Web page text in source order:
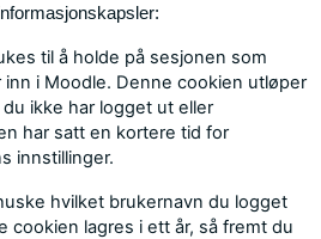
til å holde på sesjonen som
inn i Moodle. Denne cookien utløper
ikke har logget ut eller
har satt en kortere tid for
innstillinger.
hvilket brukernavn du logget
cookien lagres i ett år, så fremt du